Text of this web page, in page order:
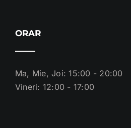
ORAR
Ma, Mie, Joi: 15:00 - 20:00
Vineri: 12:00 - 17:00